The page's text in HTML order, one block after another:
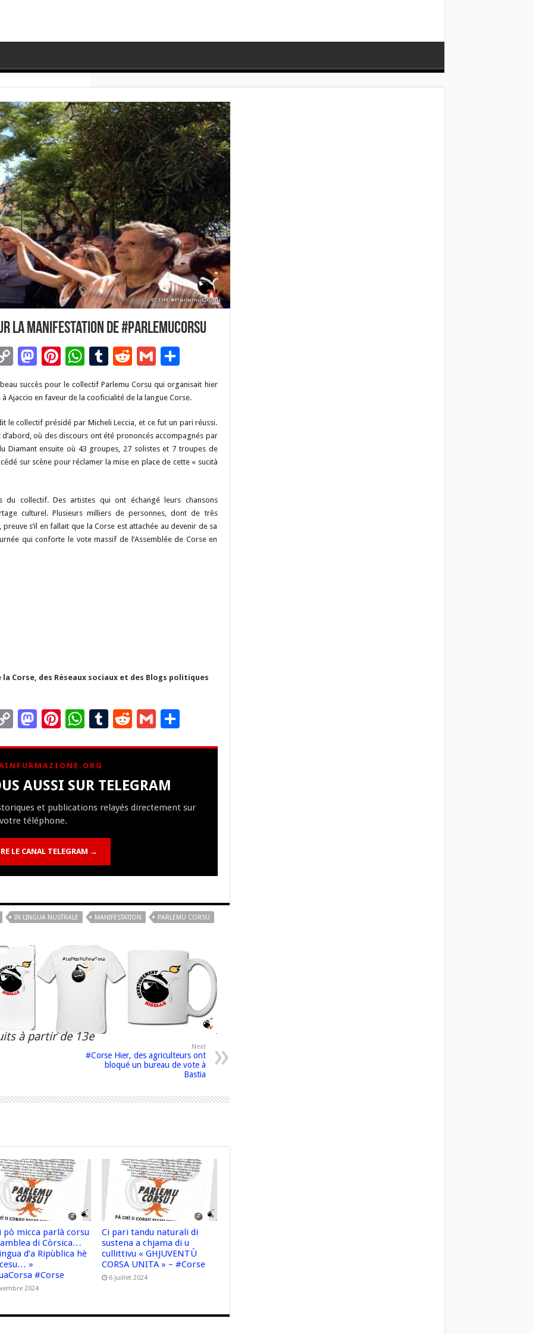
la manifestation de #ParlemuCorsu
C
p
Li
n
k
M
as
to
d
o
n
Pi
nt
er
es
t
W
h
at
sA
p
p
T
u
m
bl
r
R
d
t
G
m
ai
l
P
ar
ta
er
succès pour le collectif Parlemu Corsu qui organisait hier
Ajaccio en faveur de la cooficialité de la langue Corse.
le collectif présidé par Micheli Leccia, et ce fut un pari réussi.
où des discours ont été prononcés accompagnés par
Diamant ensuite où 43 groupes, 27 solistes et 7 troupes de
sur scène pour réclamer la mise en place de cette « sucità
du collectif. Des artistes qui ont échangé leurs chansons
culturel. Plusieurs milliers de personnes, dont de très
s’il en fallait que la Corse est attachée au devenir de sa
qui conforte le vote massif de l’Assemblée de Corse en
Corse, des Réseaux sociaux et des Blogs politiques
C
p
y
Li
n
k
M
to
d
o
n
Pi
er
es
t
W
at
sA
p
p
T
bl
r
R
di
t
G
l
P
AUSSI SUR TELEGRAM
et publications relayés directement sur
votre téléphone.
LE CANAL TELEGRAM →
IN LINGUA NUSTRALE MANIFESTATION PARLEMU CORSU
à partir de 13e
Next
#Corse Hier, des agriculteurs ont
bloqué un bureau de vote à
Bastia
pò micca parlà corsu
di Còrsica…
d’a Ripùblica hè
»
#Corse
2024
Ci pari tandu naturali di
sustena a chjama di u
cullittivu « GHJUVENTÙ
CORSA UNITA » – #Corse
6 juillet 2024